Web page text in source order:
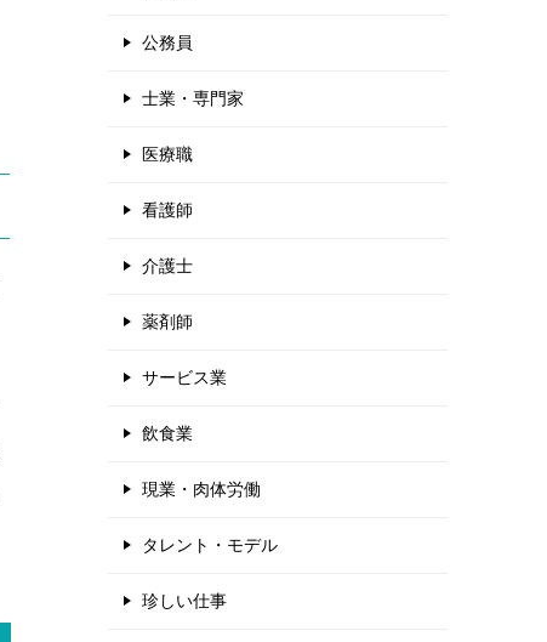
公務員
士業・専門家
医療職
看護師
介護士
薬剤師
サービス業
飲食業
現業・肉体労働
タレント・モデル
珍しい仕事